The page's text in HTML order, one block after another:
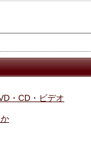
・CD・ビデオ